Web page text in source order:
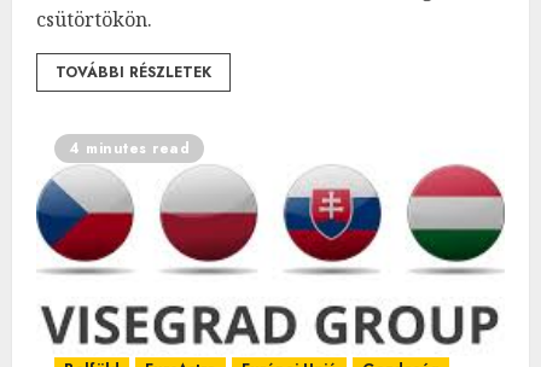
csütörtökön.
TOVÁBBI RÉSZLETEK
4 minutes read